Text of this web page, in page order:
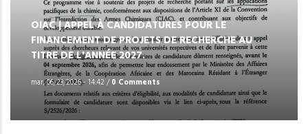
OIAC | APPEL À CANDIDATURES POUR LE
FINANCEMENT DE PROJETS DE RECHERCHE AU
TITRE DE L'ANNÉE 2027.
mar, 06/23/2026 - 14:42 /0 Comments